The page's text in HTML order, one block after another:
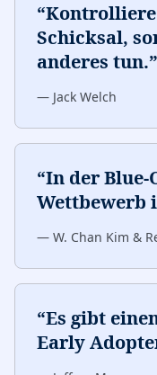
“Kontrolliere
Schicksal,
anderes tun.”
— Jack Welch
“In der Blue-
Wettbewerb
— W. Chan Kim &
“Es gibt
Early